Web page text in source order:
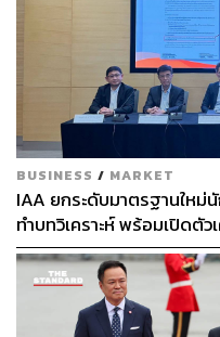
BUSINESS / MARKET
IAA ยกระดับมาตรฐานใหม่
ทำบทวิเคราะห์ พร้อมเปิดตั